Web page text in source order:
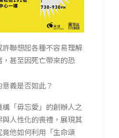
聯想起各種不容易理解
甚至因死亡帶來的恐
義是否如此？
「毋忘愛」的創辦人之
人性化的喪禮，展現其
他如何利用「生命頌